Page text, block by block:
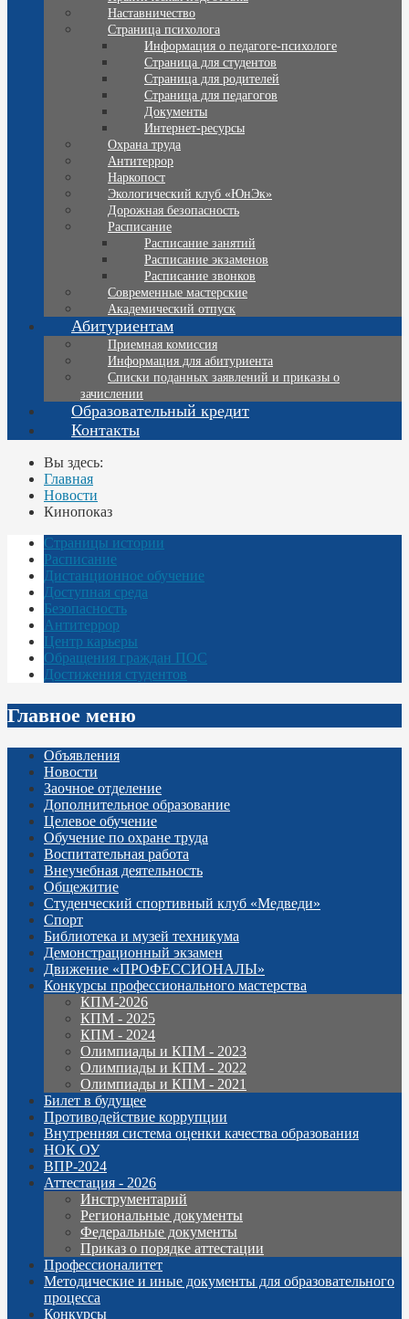
Наставничество
Страница психолога
Информация о педагоге-психологе
Страница для студентов
Страница для родителей
Страница для педагогов
Документы
Интернет-ресурсы
Охрана труда
Антитеррор
Наркопост
Экологический клуб «ЮнЭк»
Дорожная безопасность
Расписание
Расписание занятий
Расписание экзаменов
Расписание звонков
Современные мастерские
Академический отпуск
Абитуриентам
Приемная комиссия
Информация для абитуриента
Списки поданных заявлений и приказы о
зачислении
Образовательный кредит
Контакты
Вы здесь:
Главная
Новости
Кинопоказ
Страницы истории
Расписание
Дистанционное обучение
Доступная среда
Безопасность
Антитеррор
Центр карьеры
Обращения граждан ПОС
Достижения студентов
Главное меню
Объявления
Новости
Заочное отделение
Дополнительное образование
Целевое обучение
Обучение по охране труда
Воспитательная работа
Внеучебная деятельность
Общежитие
Студенческий спортивный клуб «Медведи»
Спорт
Библиотека и музей техникума
Демонстрационный экзамен
Движение «ПРОФЕССИОНАЛЫ»
Конкурсы профессионального мастерства
КПМ-2026
КПМ - 2025
КПМ - 2024
Олимпиады и КПМ - 2023
Олимпиады и КПМ - 2022
Олимпиады и КПМ - 2021
Билет в будущее
Противодействие коррупции
Внутренняя система оценки качества образования
НОК ОУ
ВПР-2024
Аттестация - 2026
Инструментарий
Региональные документы
Федеральные документы
Приказ о порядке аттестации
Профессионалитет
Методические и иные документы для образовательного
процесса
Конкурсы